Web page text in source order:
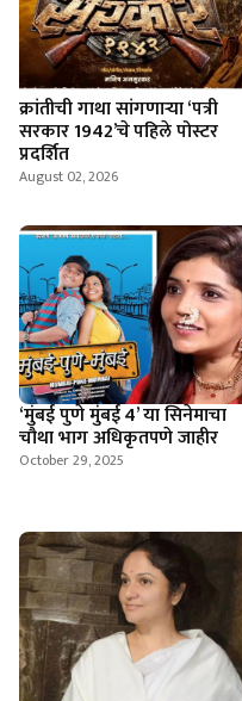
क्रांतीची गाथा सांगणार्‍या ‘पत्री
सरकार 1942’चे पहिले पोस्टर
प्रदर्शित
August 02, 2026
‘मुंबई पुणे मुंबई 4’ या सिनेमाचा
चौथा भाग अधिकृतपणे जाहीर
October 29, 2025